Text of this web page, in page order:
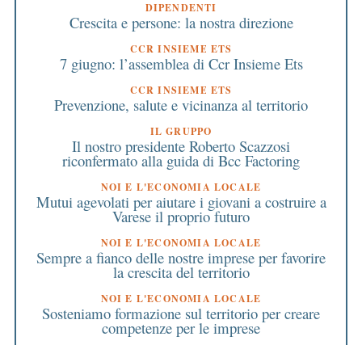
DIPENDENTI
Crescita e persone: la nostra direzione
CCR INSIEME ETS
7 giugno: l’assemblea di Ccr Insieme Ets
CCR INSIEME ETS
Prevenzione, salute e vicinanza al territorio
IL GRUPPO
Il nostro presidente Roberto Scazzosi
riconfermato alla guida di Bcc Factoring
NOI E L'ECONOMIA LOCALE
Mutui agevolati per aiutare i giovani a costruire a
Varese il proprio futuro
NOI E L'ECONOMIA LOCALE
Sempre a fianco delle nostre imprese per favorire
la crescita del territorio
NOI E L'ECONOMIA LOCALE
Sosteniamo formazione sul territorio per creare
competenze per le imprese